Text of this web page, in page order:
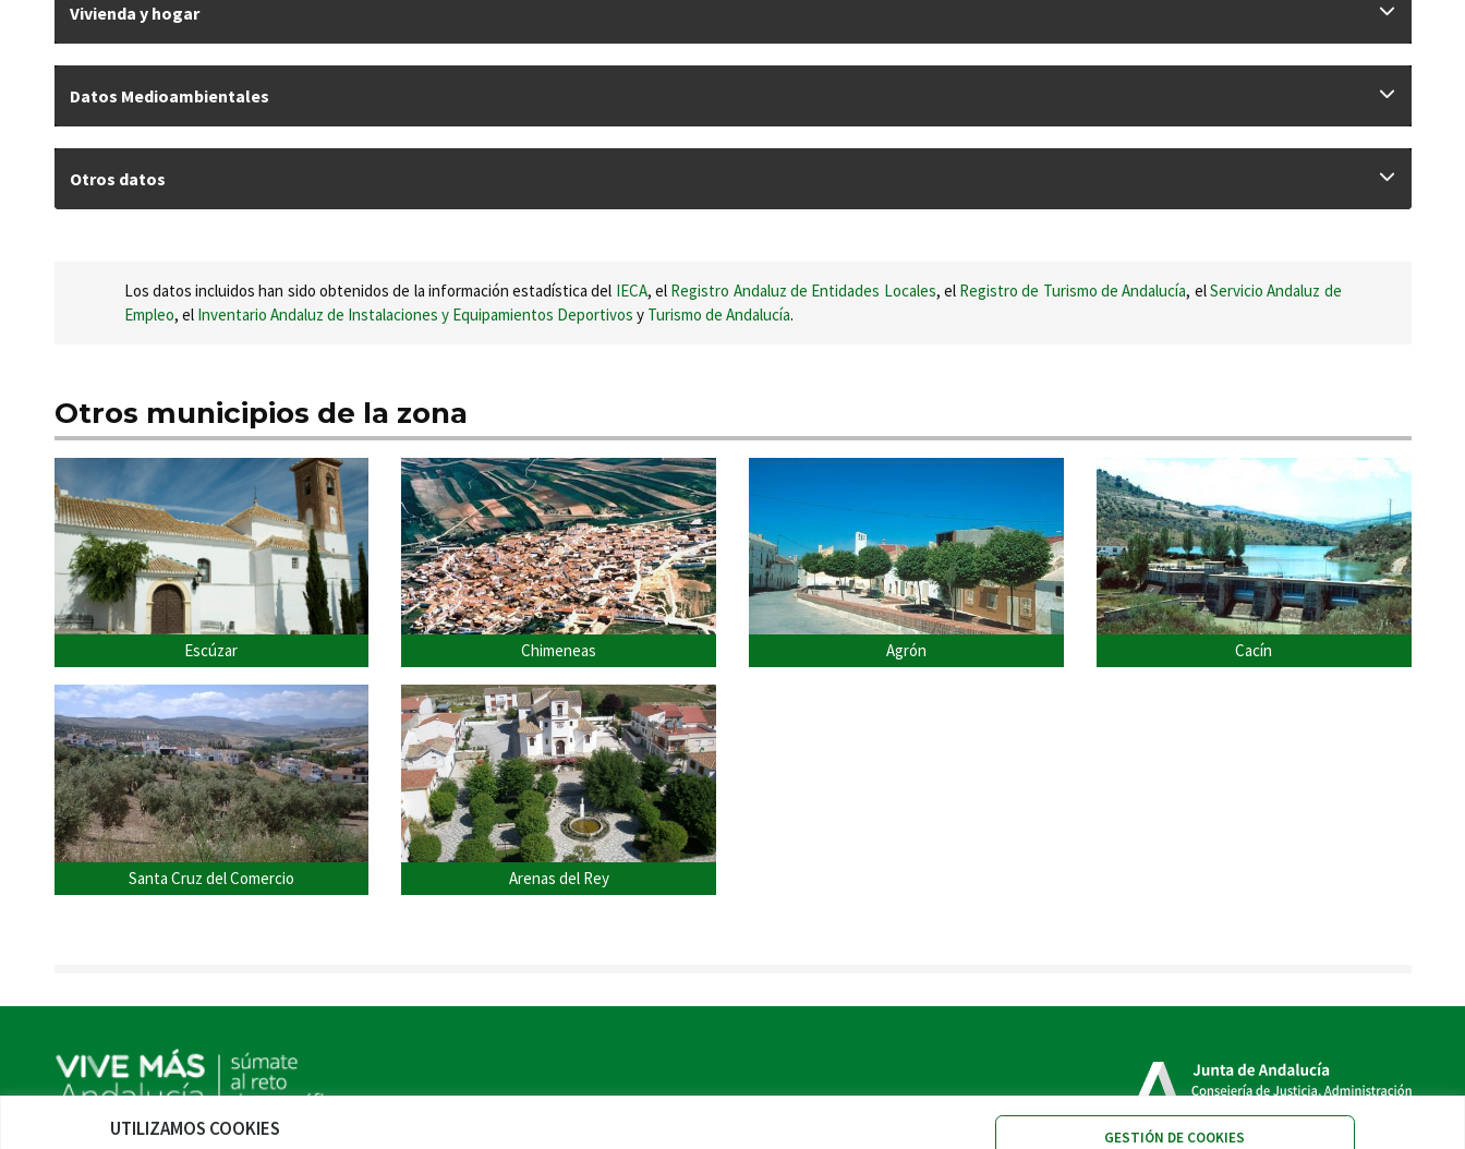
UTILIZAMOS COOKIES GESTIÓN DE COOKIES
Vivienda y hogar
Datos Medioambientales
Otros datos
Los datos incluidos han sido obtenidos de la información estadística del IECA, el Registro Andaluz de Entidades Locales, el Registro de Turismo de Andalucía, elServicio Andaluz de
Empleo, el Inventario Andaluz de Instalaciones y Equipamientos Deportivos y Turismo de Andalucía.
Otros municipios de la zona
Escúzar Chimeneas Agrón Cacín
Santa Cruz del Comercio Arenas del Rey